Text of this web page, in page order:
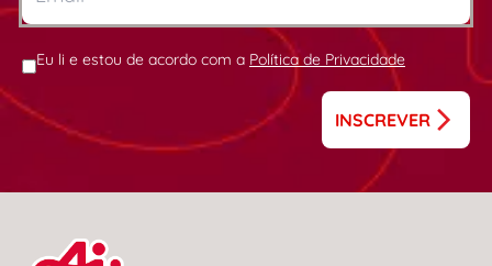
Eu li e estou de acordo com a Política de Privacidade
INSCREVER